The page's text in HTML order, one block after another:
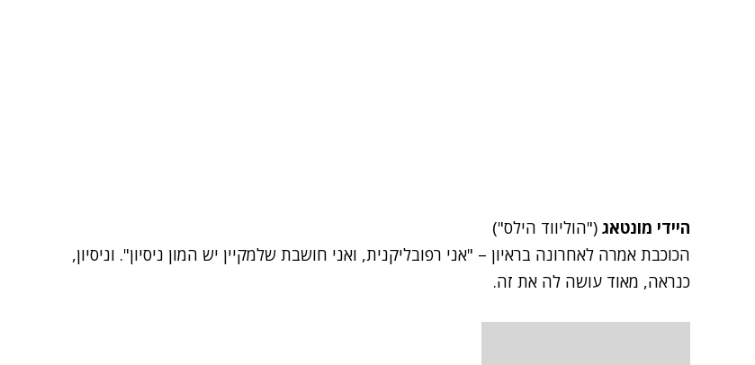
היידי מונטאג ("הוליווד הילס")
הכוכבת אמרה לאחרונה בראיון – "אני רפובליקנית, ואני חושבת שלמקיין יש המון ניסיון". וניסיון,
כנראה, מאוד עושה לה את זה.